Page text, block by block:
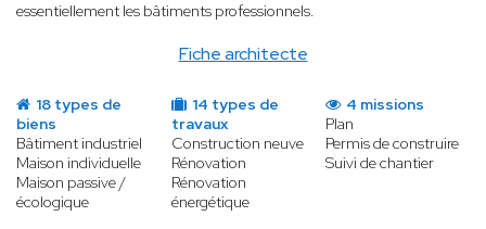
Fiche architecte
essentiellement les bâtiments professionnels.
18 types de
biens
Bâtiment industriel
Maison individuelle
Maison passive /
écologique
14 types de
travaux
Construction neuve
Rénovation
Rénovation
énergétique
4 missions
Plan
Permis de construire
Suivi de chantier